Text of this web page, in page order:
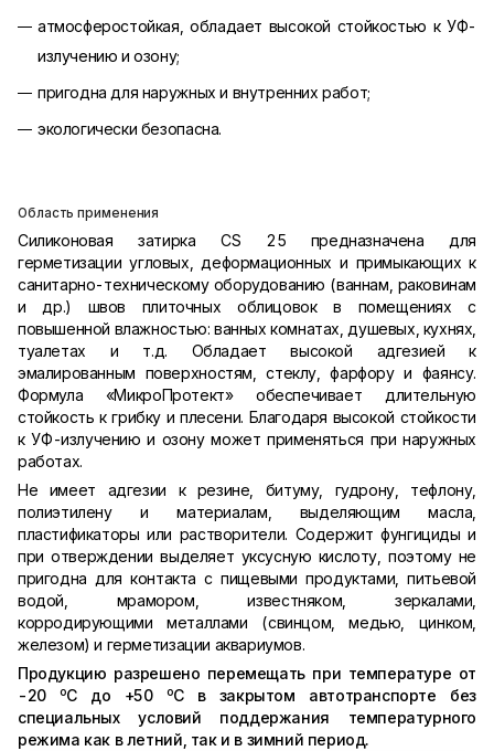
атмосферостойкая, обладает высокой стойкостью к УФ-
излучению и озону;
пригодна для наружных и внутренних работ;
экологически безопасна.
Область применения
Силиконовая затирка CS 25 предназначена для
герметизации угловых, деформационных и примыкающих к
санитарно-техническому оборудованию (ваннам, раковинам
и др.) швов плиточных облицовок в помещениях с
повышенной влажностью: ванных комнатах, душевых, кухнях,
туалетах и т.д. Обладает высокой адгезией к
эмалированным поверхностям, стеклу, фарфору и фаянсу.
Формула «МикроПротект» обеспечивает длительную
стойкость к грибку и плесени. Благодаря высокой стойкости
к УФ-излучению и озону может применяться при наружных
работах.
Не имеет адгезии к резине, битуму, гудрону, тефлону,
полиэтилену и материалам, выделяющим масла,
пластификаторы или растворители. Содержит фунгициды и
при отверждении выделяет уксусную кислоту, поэтому не
пригодна для контакта с пищевыми продуктами, питьевой
водой, мрамором, известняком, зеркалами,
корродирующими металлами (свинцом, медью, цинком,
железом) и герметизации аквариумов.
Продукцию разрешено перемещать при температуре от
-20оС до +50оС в закрытом автотранспорте без
специальных условий поддержания температурного
режима как в летний, так и в зимний период.